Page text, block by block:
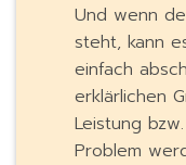
Und wenn
steht, kann
einfach
erklärlichen
Leistung
Problem